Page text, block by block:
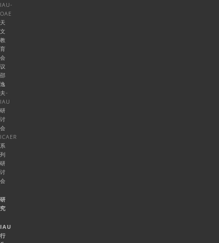
IAU-
OAE
天
文
教
育
会
议
邵
逸
夫-
IAU
研
讨
会
ICAER
系
列
研
讨
会
研
究
IAU
行